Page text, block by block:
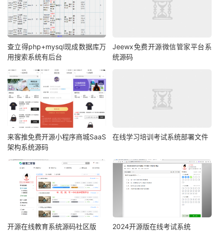
查立得php+mysql现成数据库万
用搜索系统有后台
Jeewx免费开源微信管家平台系
统源码
来客推免费开源小程序商城SaaS
架构系统源码
在线学习培训考试系统部署文件
开源在线教育系统源码社区版 2024开源版在线考试系统